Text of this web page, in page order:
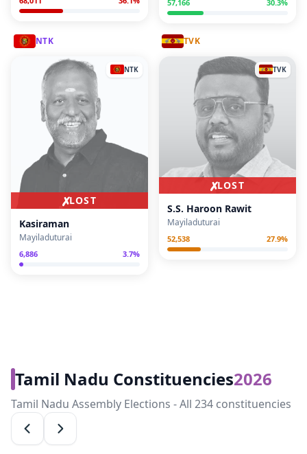
57,166 30.3%
NTK
✗LOST
NTK
Kasiraman
Mayiladuturai
6,886 3.7%
TVK
✗LOST
TVK
S.S. Haroon Rawit
Mayiladuturai
52,538 27.9%
Tamil Nadu Constituencies2026
Tamil Nadu Assembly Elections - All 234 constituencies